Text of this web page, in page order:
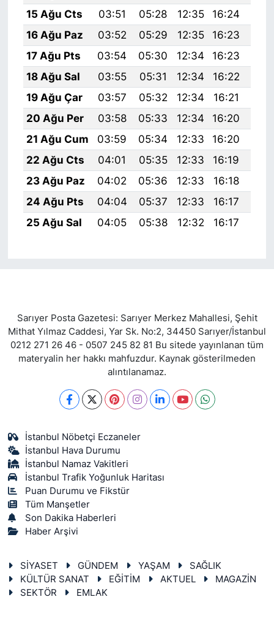
15 Ağu Cts
03:51 05:28 12:35 16:24
16 Ağu Paz
03:52 05:29 12:35 16:23
17 Ağu Pts
03:54 05:30 12:34 16:23
18 Ağu Sal
03:55 05:31 12:34 16:22
19 Ağu Çar
03:57 05:32 12:34 16:21
20 Ağu Per
03:58 05:33 12:34 16:20
21 Ağu Cum
03:59 05:34 12:33 16:20
22 Ağu Cts
04:01 05:35 12:33 16:19
23 Ağu Paz
04:02 05:36 12:33 16:18
24 Ağu Pts
04:04 05:37 12:33 16:17
25 Ağu Sal
04:05 05:38 12:32 16:17
Sarıyer Posta Gazetesi: Sarıyer Merkez Mahallesi, Şehit
Mithat Yılmaz Caddesi, Yar Sk. No:2, 34450 Sarıyer/İstanbul
0212 271 26 46 - 0507 245 82 81 Bu sitede yayınlanan tüm
materyalin her hakkı mahfuzdur. Kaynak gösterilmeden
alıntılanamaz.
İstanbul Nöbetçi Eczaneler
İstanbul Hava Durumu
İstanbul Namaz Vakitleri
İstanbul Trafik Yoğunluk Haritası
Puan Durumu ve Fikstür
Tüm Manşetler
Son Dakika Haberleri
Haber Arşivi
SİYASET GÜNDEM YAŞAM
SAĞLIK
KÜLTÜR SANAT
EĞİTİM AKTUEL
MAGAZİN
SEKTÖR
EMLAK